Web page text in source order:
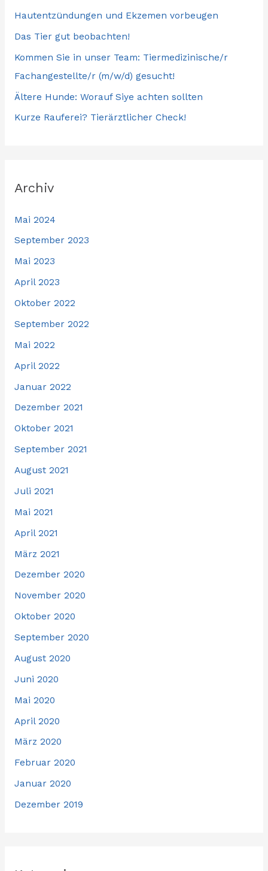
Hautentzündungen und Ekzemen vorbeugen
Das Tier gut beobachten!
Kommen Sie in unser Team: Tiermedizinische/r
Fachangestellte/r (m/w/d) gesucht!
Ältere Hunde: Worauf Siye achten sollten
Kurze Rauferei? Tierärztlicher Check!
Archiv
Mai 2024
September 2023
Mai 2023
April 2023
Oktober 2022
September 2022
Mai 2022
April 2022
Januar 2022
Dezember 2021
Oktober 2021
September 2021
August 2021
Juli 2021
Mai 2021
April 2021
März 2021
Dezember 2020
November 2020
Oktober 2020
September 2020
August 2020
Juni 2020
Mai 2020
April 2020
März 2020
Februar 2020
Januar 2020
Dezember 2019